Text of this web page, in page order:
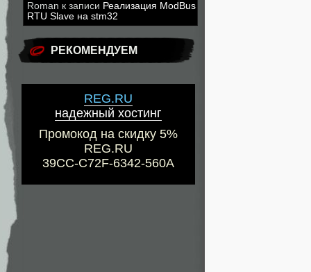
Roman к записи Реализация ModBus
RTU Slave на stm32
РЕКОМЕНДУЕМ
REG.RU
надежный хостинг
Промокод на скидку 5%
REG.RU
39CC-C72F-6342-560A